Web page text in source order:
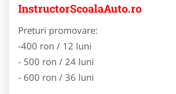
InstructorScoalaAuto.ro
Preturi promovare:
-400 ron / 12 luni
- 500 ron / 24 luni
- 600 ron / 36 luni